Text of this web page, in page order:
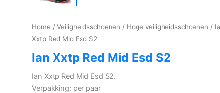
Home / Veiligheidsschoenen / Hoge veiligheidsschoenen /
Xxtp Red Mid Esd S2
Ian Xxtp Red Mid Esd S2
Ian Xxtp Red Mid Esd S2.
Verpakking: per paar